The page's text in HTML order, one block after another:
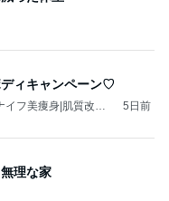
ディキャンペーン♡
フ美痩身|肌質改善|
5日前
理な家